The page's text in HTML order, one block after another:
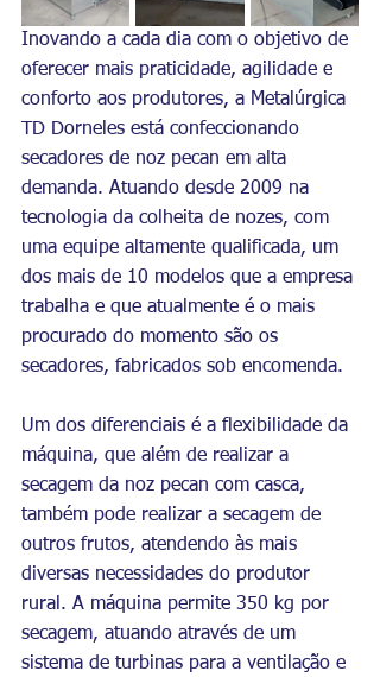
Inovando a cada dia com o objetivo de
oferecer mais praticidade, agilidade e
conforto aos produtores, a Metalúrgica
TD Dorneles está confeccionando
secadores de noz pecan em alta
demanda. Atuando desde 2009 na
tecnologia da colheita de nozes, com
uma equipe altamente qualificada, um
dos mais de 10 modelos que a empresa
trabalha e que atualmente é o mais
procurado do momento são os
secadores, fabricados sob encomenda.
Um dos diferenciais é a flexibilidade da
máquina, que além de realizar a
secagem da noz pecan com casca,
também pode realizar a secagem de
outros frutos, atendendo às mais
diversas necessidades do produtor
rural. A máquina permite 350 kg por
secagem, atuando através de um
sistema de turbinas para a ventilação e